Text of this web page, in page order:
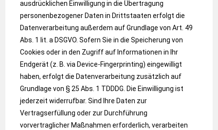
ausdrücklichen Einwilligung in die Übertragung
personenbezogener Daten in Drittstaaten erfolgt die
Datenverarbeitung außerdem auf Grundlage von Art. 49
Abs. 1 lit. a DSGVO. Sofern Sie in die Speicherung von
Cookies oder in den Zugriff auf Informationen in Ihr
Endgerät (z. B. via Device-Fingerprinting) eingewilligt
haben, erfolgt die Datenverarbeitung zusätzlich auf
Grundlage von § 25 Abs. 1 TDDDG. Die Einwilligung ist
jederzeit widerrufbar. Sind Ihre Daten zur
Vertragserfüllung oder zur Durchführung
vorvertraglicher Maßnahmen erforderlich, verarbeiten